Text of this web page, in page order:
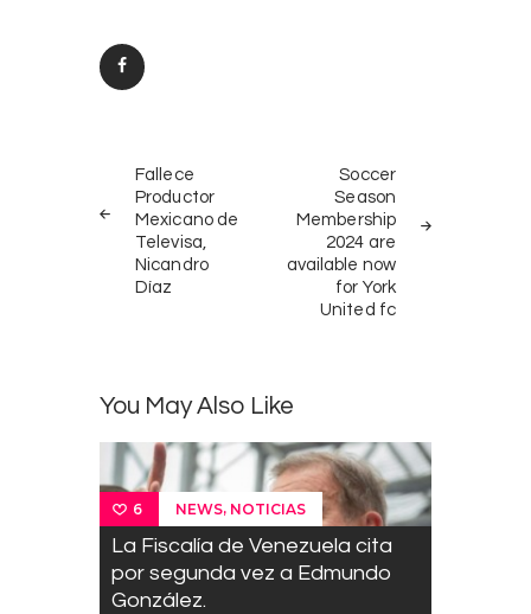
navigation
POST
Fallece
Productor
Mexicano de
Televisa,
Nicandro
Díaz
POST
Soccer
Season
Membership
2024 are
available now
for York
United fc
You May Also Like
6 NEWS, NOTICIAS
La Fiscalía de Venezuela cita
por segunda vez a Edmundo
González.